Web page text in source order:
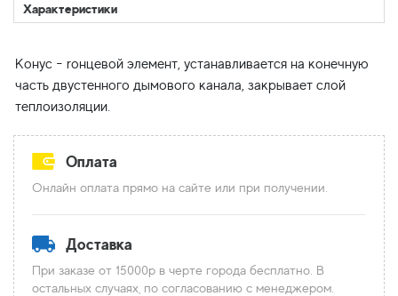
Характеристики
Конус - rонцевой элемент, устанавливается на конечную
часть двустенного дымового канала, закрывает слой
Оплата
Онлайн оплата прямо на сайте или при получении.
Доставка
При заказе от 15000р в черте города бесплатно. В
остальных случаях, по согласованию с менеджером.